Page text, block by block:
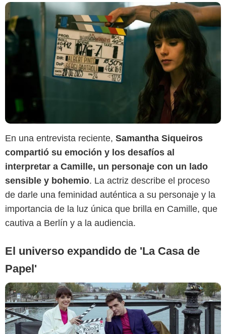
En una entrevista reciente, Samantha Siqueiros
compartió su emoción y los desafíos al
interpretar a Camille, un personaje con un lado
sensible y bohemio. La actriz describe el proceso
de darle una feminidad auténtica a su personaje y la
importancia de la luz única que brilla en Camille, que
cautiva a Berlín y a la audiencia.
El universo expandido de 'La Casa de
Papel'
Netflix